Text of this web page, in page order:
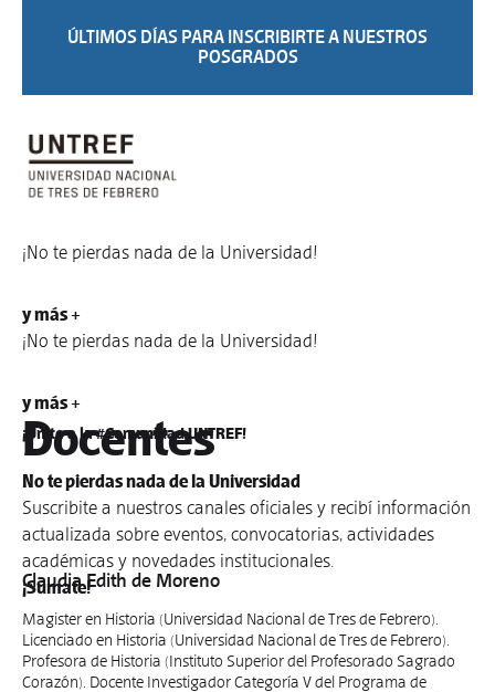
ÚLTIMOS DÍAS PARA INSCRIBIRTE A NUESTROS
POSGRADOS
¡No te pierdas nada de la Universidad!
y más +
¡No te pierdas nada de la Universidad!
y más +
¡Unite a la #Comunidad UNTREF!
No te pierdas nada de la Universidad
Suscribite a nuestros canales oficiales y recibí información
actualizada sobre eventos, convocatorias, actividades
académicas y novedades institucionales.
¡Sumate!
Docentes
Claudia Edith de Moreno
Magister en Historia (Universidad Nacional de Tres de Febrero).
Licenciado en Historia (Universidad Nacional de Tres de Febrero).
Profesora de Historia (Instituto Superior del Profesorado Sagrado
Corazón). Docente Investigador Categoría V del Programa de